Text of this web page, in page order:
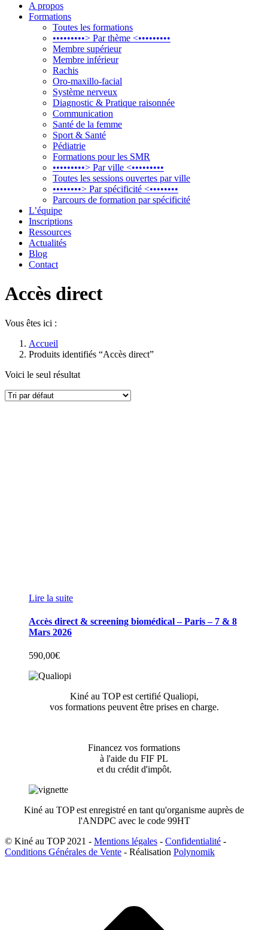
A propos
Formations
Toutes les formations
•••••••••> Par thème <•••••••••
Membre supérieur
Membre inférieur
Rachis
Oro-maxillo-facial
Système nerveux
Diagnostic & Pratique raisonnée
Communication
Santé de la femme
Sport & Santé
Pédiatrie
Formations pour les SMR
•••••••••> Par ville <•••••••••
Toutes les sessions ouvertes par ville
••••••••> Par spécificité <••••••••
Parcours de formation par spécificité
L’équipe
Inscriptions
Ressources
Actualités
Blog
Contact
Accès direct
Vous êtes ici :
Accueil
Produits identifiés “Accès direct”
Voici le seul résultat
Lire la suite
Accès direct & screening biomédical – Paris – 7 & 8
Mars 2026
590,00€
Kiné au TOP est certifié Qualiopi,
vos formations peuvent être prises en charge.
Financez vos formations
à l'aide du FIF PL
et du crédit d'impôt.
Kiné au TOP est enregistré en tant qu'organisme auprès de
l'ANDPC avec le code 99HT
© Kiné au TOP 2021 - Mentions légales - Confidentialité -
Conditions Générales de Vente - Réalisation Polynomik